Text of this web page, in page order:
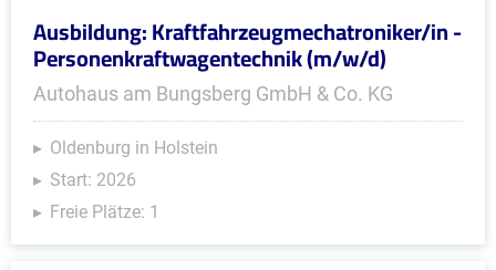
Ausbildung: Kraftfahrzeugmechatroniker/in -
Personenkraftwagentechnik (m/w/d)
Autohaus am Bungsberg GmbH & Co. KG
Oldenburg in Holstein
Start: 2026
Freie Plätze: 1